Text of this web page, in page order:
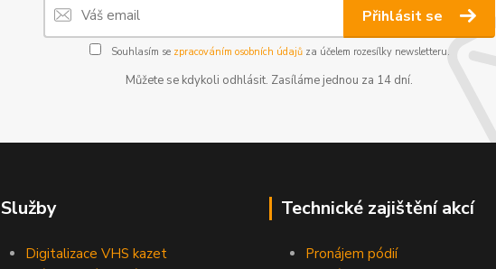
Přihlásit se
Souhlasím se zpracováním osobních údajůza účelem rozesílky newsletteru.
Můžete se kdykoli odhlásit. Zasíláme jednou za 14 dní.
Služby
Digitalizace VHS kazet
Technické zajištění akcí
Pronájem pódií